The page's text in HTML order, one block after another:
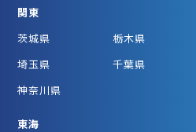
関東
茨城県
栃木県
埼玉県
千葉県
神奈川県
東海